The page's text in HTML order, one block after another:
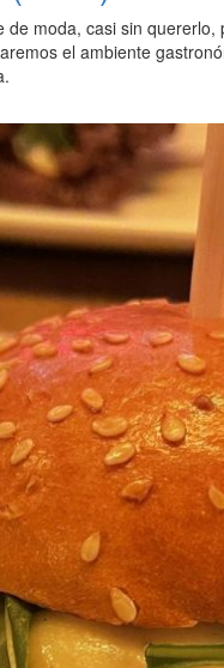
moda, casi sin
el ambiente